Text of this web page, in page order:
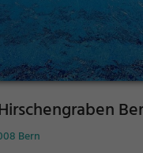
Bern